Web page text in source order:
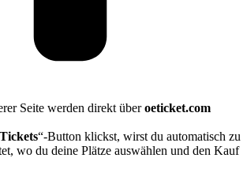
Seite werden direkt überoeticket.com
Tickets“-Button klickst, wirst du automatisch zu
wo du deine Plätze auswählen und den Kauf